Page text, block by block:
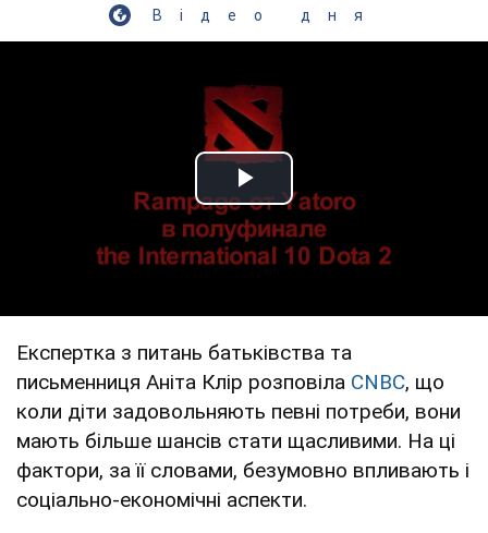
Відео дня
Play Video
Експертка з питань батьківства та
письменниця Аніта Клір розповіла CNBC, що
коли діти задовольняють певні потреби, вони
мають більше шансів стати щасливими. На ці
фактори, за її словами, безумовно впливають і
соціально-економічні аспекти.